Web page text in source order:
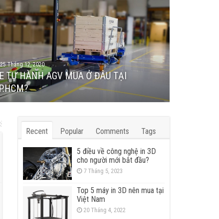
25 Tháng 12, 2020
TỰ HÀNH AGV MUA Ở ĐÂU TẠI
4 Tháng 6, 2020
Ảnh] Động cơ step hybrid servo 57 và
HBS507
Recent Popular Comments Tags
5 điều về công nghệ in 3D
cho người mới bắt đầu?
7 Tháng 5, 2023
Top 5 máy in 3D nên mua tại
Việt Nam
20 Tháng 4, 2022